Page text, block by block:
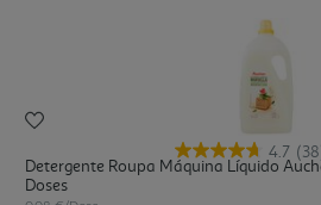
4.7
Detergente Roupa Máquina Líquido
Doses